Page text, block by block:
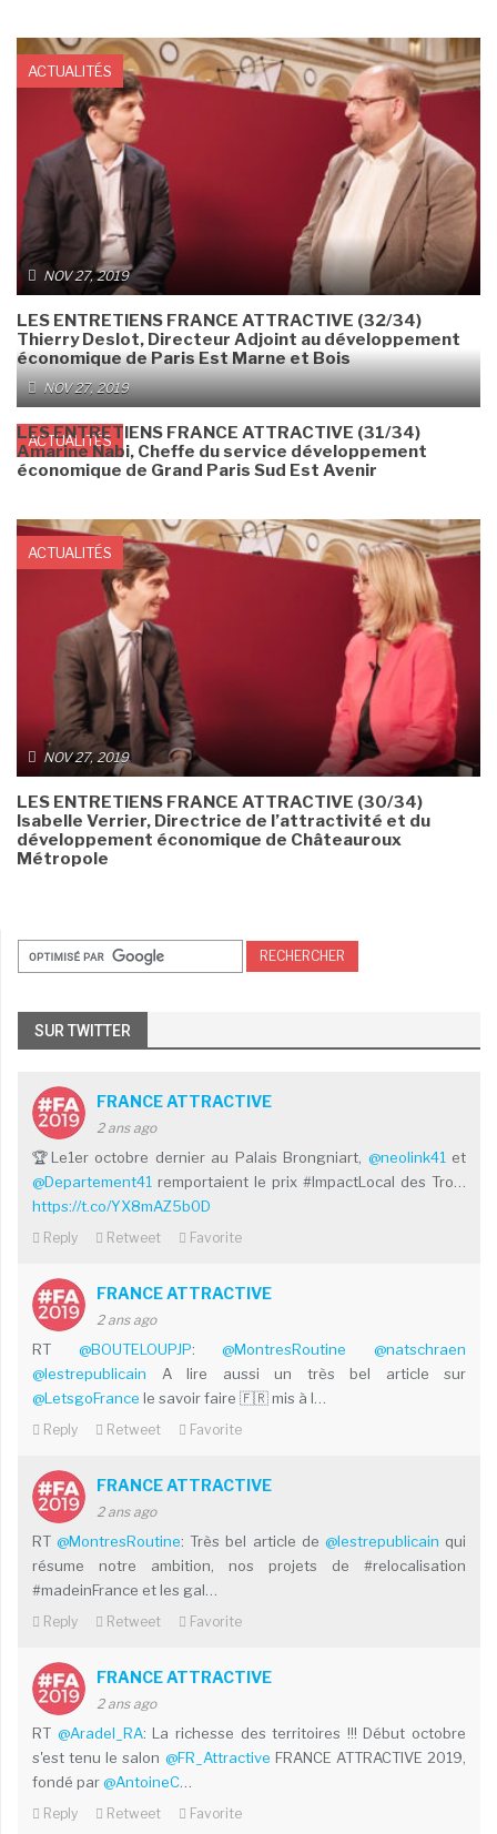
ACTUALITÉS
NOV 27, 2019
LES ENTRETIENS FRANCE ATTRACTIVE (32/34)
Thierry Deslot, Directeur Adjoint au développement
économique de Paris Est Marne et Bois
ACTUALITÉS
NOV 27, 2019
LES ENTRETIENS FRANCE ATTRACTIVE (31/34)
Amarine Nabi, Cheffe du service développement
économique de Grand Paris Sud Est Avenir
ACTUALITÉS
NOV 27, 2019
LES ENTRETIENS FRANCE ATTRACTIVE (30/34)
Isabelle Verrier, Directrice de l’attractivité et du
développement économique de Châteauroux
Métropole
SUR TWITTER
FRANCE ATTRACTIVE
2 ans ago
🏆Le1er octobre dernier au Palais Brongniart, @neolink41 et
@Departement41 remportaient le prix #ImpactLocal des Tro…
https://t.co/YX8mAZ5b0D
Reply Retweet Favorite
FRANCE ATTRACTIVE
2 ans ago
RT @BOUTELOUPJP:@MontresRoutine
@natschraen
@lestrepublicain A lire aussi un très bel article sur
@LetsgoFrance le savoir faire 🇫🇷 mis à l…
Reply Retweet Favorite
FRANCE ATTRACTIVE
2 ans ago
RT@MontresRoutine: Très bel article de @lestrepublicain qui
résume notre ambition, nos projets de #relocalisation
#madeinFrance et les gal…
Reply Retweet Favorite
FRANCE ATTRACTIVE
2 ans ago
RT @Aradel_RA: La richesse des territoires !!! Début octobre
s'est tenu le salon @FR_Attractive FRANCE ATTRACTIVE 2019,
fondé par@AntoineC
Reply Retweet Favorite